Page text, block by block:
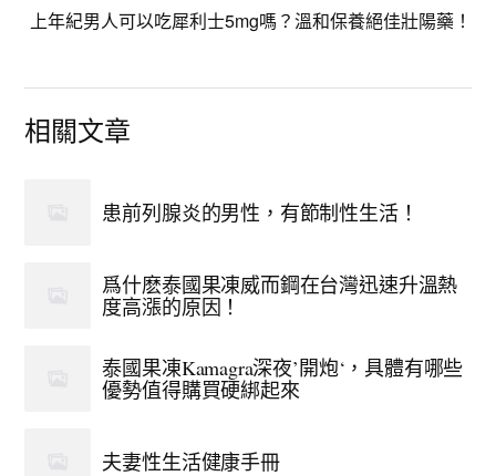
上年紀男人可以吃犀利士5mg嗎？溫和保養絕佳壯陽藥！
相關文章
患前列腺炎的男性，有節制性生活！
爲什麽泰國果凍威而鋼在台灣迅速升溫熱
度高漲的原因！
泰國果凍Kamagra深夜’開炮‘，具體有哪些
優勢值得購買硬綁起來
夫妻性生活健康手冊